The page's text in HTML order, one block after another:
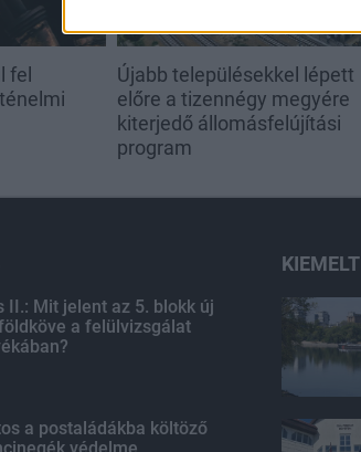
fel
Újabb településekkel lépett
előre a tizennégy megyére
kiterjedő állomásfelújítási
program
II.: Mit jelent az 5. blokk új
a felülvizsgálat
a postaládákba költöző
KIEMELT